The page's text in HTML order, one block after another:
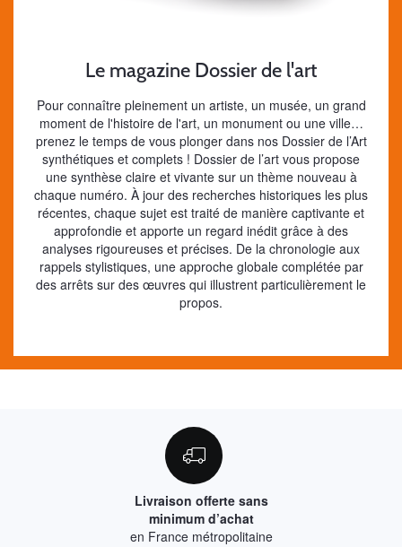
Le magazine Dossier de l'art
Pour connaître pleinement un artiste, un musée, un grand
moment de l'histoire de l'art, un monument ou une ville…
prenez le temps de vous plonger dans nos Dossier de l’Art
synthétiques et complets ! Dossier de l’art vous propose
une synthèse claire et vivante sur un thème nouveau à
chaque numéro. À jour des recherches historiques les plus
récentes, chaque sujet est traité de manière captivante et
approfondie et apporte un regard inédit grâce à des
analyses rigoureuses et précises. De la chronologie aux
rappels stylistiques, une approche globale complétée par
des arrêts sur des œuvres qui illustrent particulièrement le
propos.
Livraison offerte sans
minimum d’achat
en France métropolitaine